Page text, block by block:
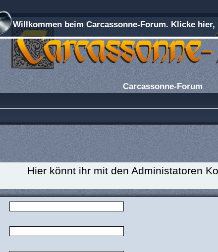
Willkommen beim Carcassonne-Forum. Klicke
Carcassonne-Forum
Hier könnt ihr mit den Administatoren